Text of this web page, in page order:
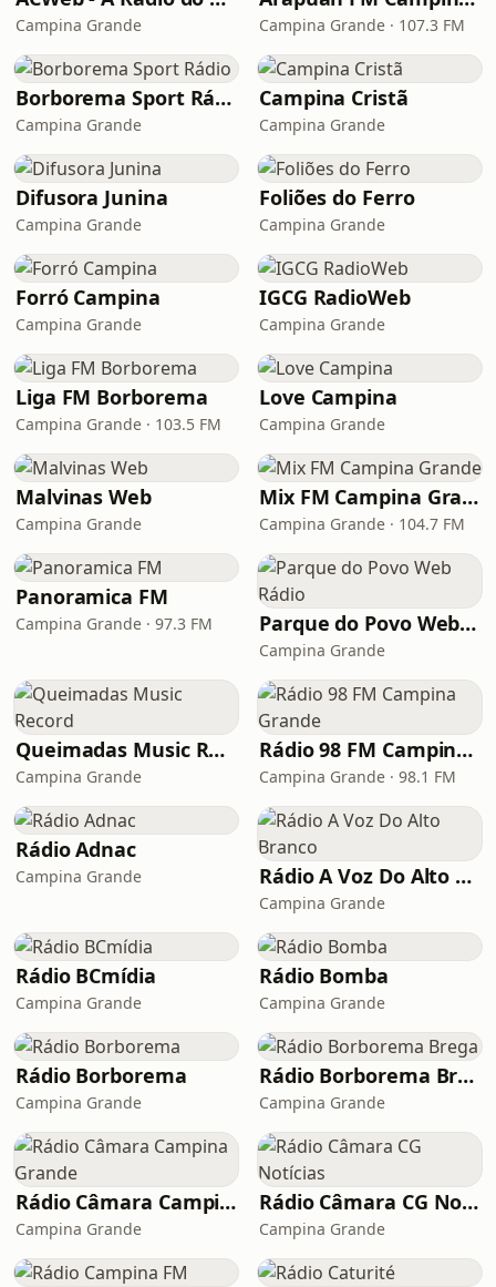
Campina Grande Campina Grande · 107.3 FM
Borborema Sport Rádio
Campina Grande
Campina Cristã
Campina Grande
Difusora Junina
Campina Grande
Foliões do Ferro
Campina Grande
Forró Campina
Campina Grande
IGCG RadioWeb
Campina Grande
Liga FM Borborema
Campina Grande · 103.5 FM
Love Campina
Campina Grande
Malvinas Web
Campina Grande
Mix FM Campina Grande
Campina Grande · 104.7 FM
Panoramica FM
Campina Grande · 97.3 FM Parque do Povo Web Rádio
Campina Grande
Queimadas Music Record
Campina Grande
Rádio 98 FM Campina Grande
Campina Grande · 98.1 FM
Rádio Adnac
Campina Grande Rádio A Voz Do Alto Branco
Campina Grande
Rádio BCmídia
Campina Grande
Rádio Bomba
Campina Grande
Rádio Borborema
Campina Grande
Rádio Borborema Brega
Campina Grande
Rádio Câmara Campina Grande
Campina Grande
Rádio Câmara CG Notícias
Campina Grande